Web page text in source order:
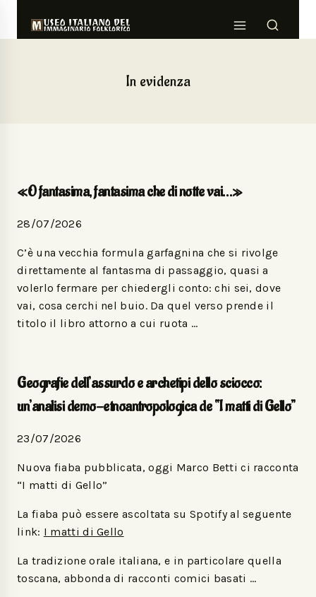
In evidenza
«O fantasima, fantasima che di notte vai…»
28/07/2026
C’è una vecchia formula garfagnina che si rivolge
direttamente al fantasma di passaggio, quasi a
volerlo fermare per chiedergli conto: chi sei, dove
vai, cosa cerchi nel buio. Da quel verso prende il
titolo il libro attorno a cui ruota …
Geografie dell’assurdo e archetipi dello sciocco:
un’analisi demo-etnoantropologica de “I matti di Gello”
23/07/2026
Nuova fiaba pubblicata, oggi Marco Betti ci racconta
“I matti di Gello”
La fiaba può essere ascoltata su Spotify al seguente
link: I matti di Gello
La tradizione orale italiana, e in particolare quella
toscana, abbonda di racconti comici basati …